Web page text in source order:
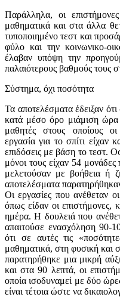
Παράλληλα, οι
μαθηματικά και στα άλλα
τυποποιημένο τεστ και
φύλο και την κοινωνικο-
έλαβαν υπόψη την
παλαιότερους βαθμούς τους
Σύστημα, όχι ποσότητα
Τα αποτελέσματα έδειξαν ότι
κατά μέσο όρο μιάμιση
μαθητές στους οποίους
εργασία για το σπίτι είχαν
επιδόσεις με βάση το τεστ.
μόνοι τους είχαν 54
μελετούσαν με βοήθεια ή
αποτελέσματα
Οι εργασίες που ανέθεταν
όπως είδαν οι
ημέρα. Η δουλειά που
απαιτούσε ενασχόληση 90-
ότι σε αυτές τις
μαθηματικά, στη φυσική και
παρατηρήθηκε μια μικρή
και στα 90 λεπτά, οι
οποία ισοδυναμεί με δύο
είναι τέτοια ώστε να